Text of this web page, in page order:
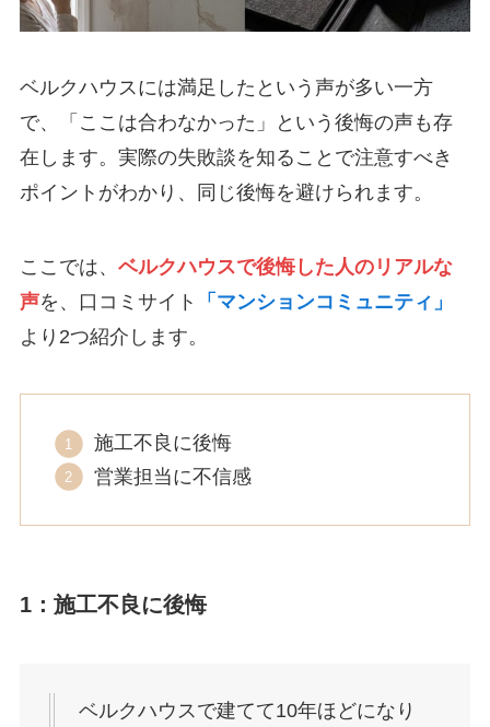
ベルクハウスには満足したという声が多い一方
で、「ここは合わなかった」という後悔の声も存
在します。実際の失敗談を知ることで注意すべき
ポイントがわかり、同じ後悔を避けられます。
ここでは、 ベルクハウスで後悔した人のリアルな
声を、口コミサイト
「マンションコミュニティ」
より2つ紹介します。
施工不良に後悔
営業担当に不信感
1：施工不良に後悔
ベルクハウスで建てて10年ほどになり